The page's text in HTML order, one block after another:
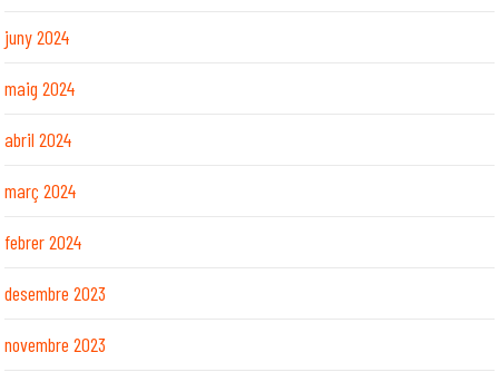
juny 2024
maig 2024
abril 2024
març 2024
febrer 2024
desembre 2023
novembre 2023